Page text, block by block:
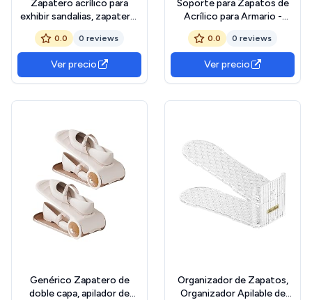
Zapatero acrílico para
exhibir sandalias, zapatero,
para tiendas minoristas o
para el almacenamiento de
pantallas de hogar
0.0 0 reviews
Ver precio
Soporte para Zapatos de
Acrílico para Armario -
Soportes de Exhibición
para Zapatillas y Sandalias
de Tienda | Reposapatos
Para Tiendas
Minoristas,Estante
0.0 0 reviews
Ver precio
Genérico Zapatero de
doble capa, apilador de
Organizador de Zapatos,
Organizador Apilable de